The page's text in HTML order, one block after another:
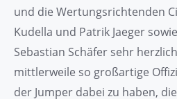
und die Wertungsrichtenden
Kudella und Patrik Jaeger
Sebastian Schäfer sehr
mittlerweile so großartige
der Jumper dabei zu haben,